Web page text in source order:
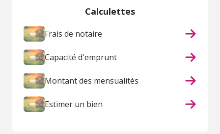
Calculettes
Frais de notaire
Capacité d'emprunt
Montant des mensualités
Estimer un bien